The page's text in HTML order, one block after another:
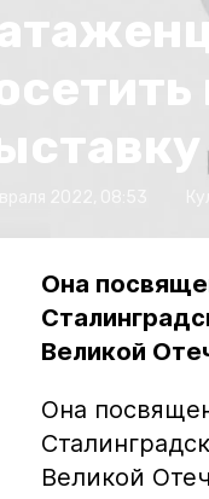
Она
Великой
Она
Великой